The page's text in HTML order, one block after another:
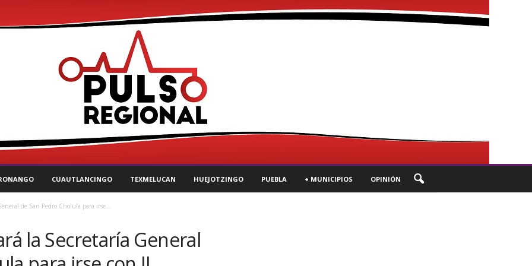
CUAUTLANCINGO TEXMELUCAN HUEJOTZINGO PUEBLA + MUNICIPIOS OPINIÓN
de San Pedro Cholula para irse...
la Secretaría General